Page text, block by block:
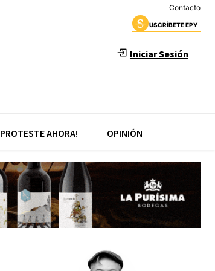
Contacto
USCRÍBETE EPY
Iniciar Sesión
PROTESTE AHORA! OPINIÓN